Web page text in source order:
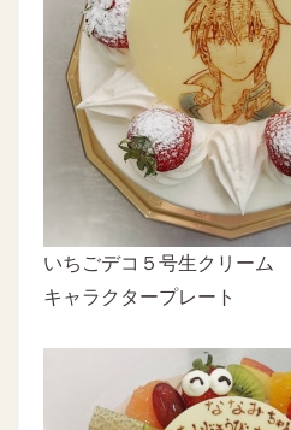
いちごデコ５号生クリーム
キャラクタープレート